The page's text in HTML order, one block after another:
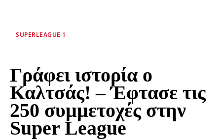
SUPERLEAGUE 1
Γράφει ιστορία ο
Καλτσάς! – Έφτασε τις
250 συμμετοχές στην
Super League